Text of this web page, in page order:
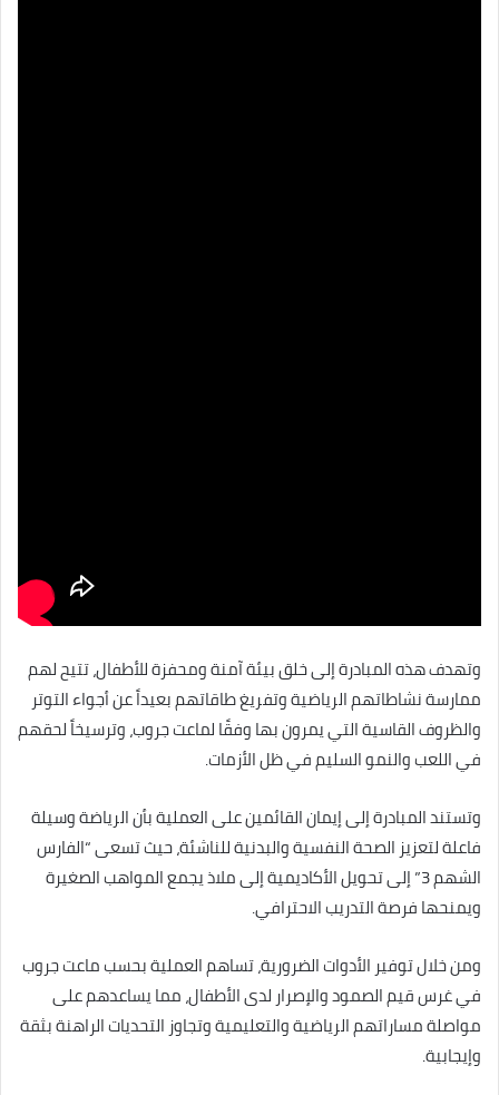
وتهدف هذه المبادرة إلى خلق بيئة آمنة ومحفزة للأطفال، تتيح لهم
ممارسة نشاطاتهم الرياضية وتفريغ طاقاتهم بعيداً عن أجواء التوتر
والظروف القاسية التي يمرون بها وفقًا لماعت جروب، وترسيخاً لحقهم
في اللعب والنمو السليم في ظل الأزمات.
وتستند المبادرة إلى إيمان القائمين على العملية بأن الرياضة وسيلة
فاعلة لتعزيز الصحة النفسية والبدنية للناشئة، حيث تسعى “الفارس
الشهم 3” إلى تحويل الأكاديمية إلى ملاذ يجمع المواهب الصغيرة
ويمنحها فرصة التدريب الاحترافي.
ومن خلال توفير الأدوات الضرورية، تساهم العملية بحسب ماعت جروب
في غرس قيم الصمود والإصرار لدى الأطفال، مما يساعدهم على
مواصلة مساراتهم الرياضية والتعليمية وتجاوز التحديات الراهنة بثقة
وإيجابية.